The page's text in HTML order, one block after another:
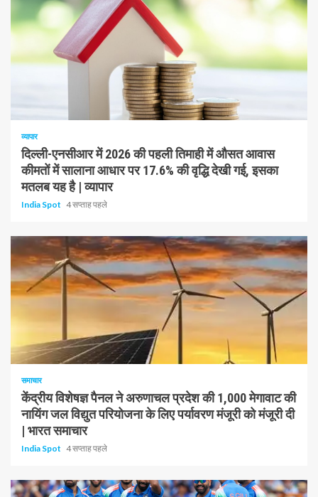
व्यापार
दिल्ली-एनसीआर में 2026 की पहली तिमाही में औसत आवास
कीमतों में सालाना आधार पर 17.6% की वृद्धि देखी गई, इसका
मतलब यह है | व्यापार
India Spot 4 सप्ताह पहले
1 न्यूनतम पढ़ा
समाचार
केंद्रीय विशेषज्ञ पैनल ने अरुणाचल प्रदेश की 1,000 मेगावाट की
नायिंग जल विद्युत परियोजना के लिए पर्यावरण मंजूरी को मंजूरी दी
| भारत समाचार
India Spot 4 सप्ताह पहले